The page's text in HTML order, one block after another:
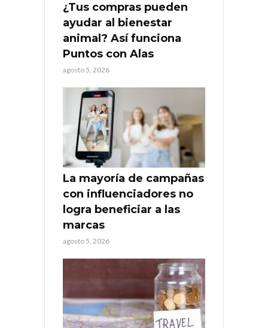
¿Tus compras pueden
ayudar al bienestar
animal? Así funciona
Puntos con Alas
agosto 5, 2026
La mayoría de campañas
con influenciadores no
logra beneficiar a las
marcas
agosto 5, 2026